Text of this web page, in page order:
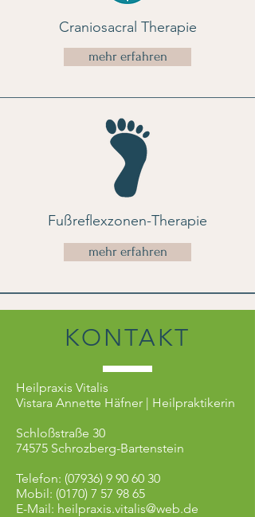
Craniosacral Therapie
mehr erfahren
Fußreflexzonen-Therapie
mehr erfahren
KONTAKT
Heilpraxis Vitalis
Vistara Annette Häfner | Heilpraktikerin
Schloßstraße 30
74575 Schrozberg-Bartenstein
Telefon: (07936) 9 90 60 30
Mobil: (0170) 7 57 98 65
E-Mail: heilpraxis.vitalis@web.de